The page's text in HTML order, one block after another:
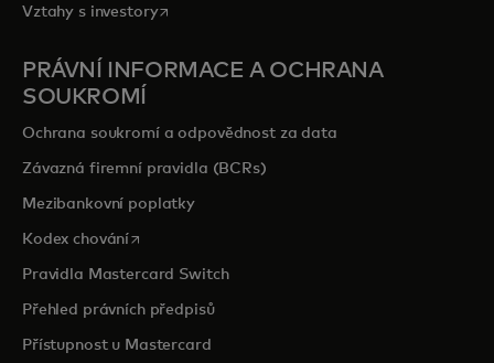
Vztahy s investoryopens in a new tab
PRÁVNÍ INFORMACE A OCHRANA
SOUKROMÍ
Ochrana soukromí a odpovědnost za data
Závazná firemní pravidla (BCRs)
Mezibankovní poplatky
Kodex chováníopens in a new tab
Pravidla Mastercard Switch
Přehled právních předpisů
Přístupnost u Mastercard